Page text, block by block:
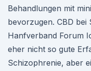
Behandlungen mit
bevorzugen. CBD
Hanfverband Forum
eher nicht so gute
Schizophrenie, aber